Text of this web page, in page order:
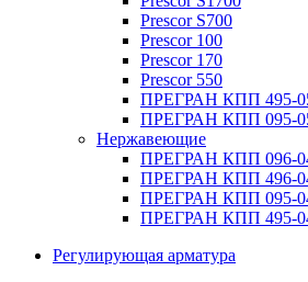
Prescor S700
Prescor 100
Prescor 170
Prescor 550
ПРЕГРАН КПП 495-
ПРЕГРАН КПП 095-
Нержавеющие
ПРЕГРАН КПП 096-
ПРЕГРАН КПП 496-
ПРЕГРАН КПП 095-
ПРЕГРАН КПП 495-
Регулирующая арматура